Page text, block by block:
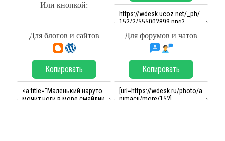
Или кнопкой:
Для блогов и сайтов Для форумов и чатов
Копировать Копировать